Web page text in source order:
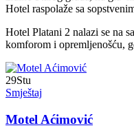
Hotel raspolaže sa
Hotel Platani 2 nalazi se na
komforom i opremljenošću,
29Stu
Smještaj
Motel Aćimović